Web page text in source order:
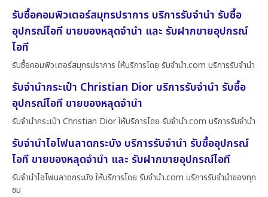
รับซื้อคอมพิวเตอร์สมุทรปราการ บริการรับจำนำ รับซื้อ
อุปกรณ์ไอที ขายของหลุดจำนำ และ รับฝากขายอุปกรณ์
ไอที
รับซื้อคอมพิวเตอร์สมุทรปราการ ให้บริการโดย รับจํานํา.com บริการรับจำนำ
รับจำนำกระเป๋า Christian Dior บริการรับจำนำ รับซื้อ
อุปกรณ์ไอที ขายของหลุดจำนำ
รับจำนำกระเป๋า Christian Dior ให้บริการโดย รับจํานํา.com บริการรับจำนำ
รับจำนำไอโฟนลาดกระบัง บริการรับจำนำ รับซื้ออุปกรณ์
ไอที ขายของหลุดจำนำ และ รับฝากขายอุปกรณ์ไอที
รับจำนำไอโฟนลาดกระบัง ให้บริการโดย รับจํานํา.com บริการรับจำนำของทุก
ชน